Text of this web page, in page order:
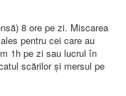
8 ore pe zi. Miscarea
pentru cei care au
1h pe zi sau lucrul în
scărilor şi mersul pe